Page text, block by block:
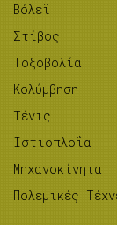
Βόλεϊ
Στίβος
Tοξοβολία
Κολύμβηση
Τένις
Ιστιοπλοΐα
Μηχανοκίνητα
Πολεμικές